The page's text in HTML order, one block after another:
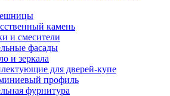
камень
и смесители
фасады
и зеркала
для дверей-купе
профиль
фурнитура